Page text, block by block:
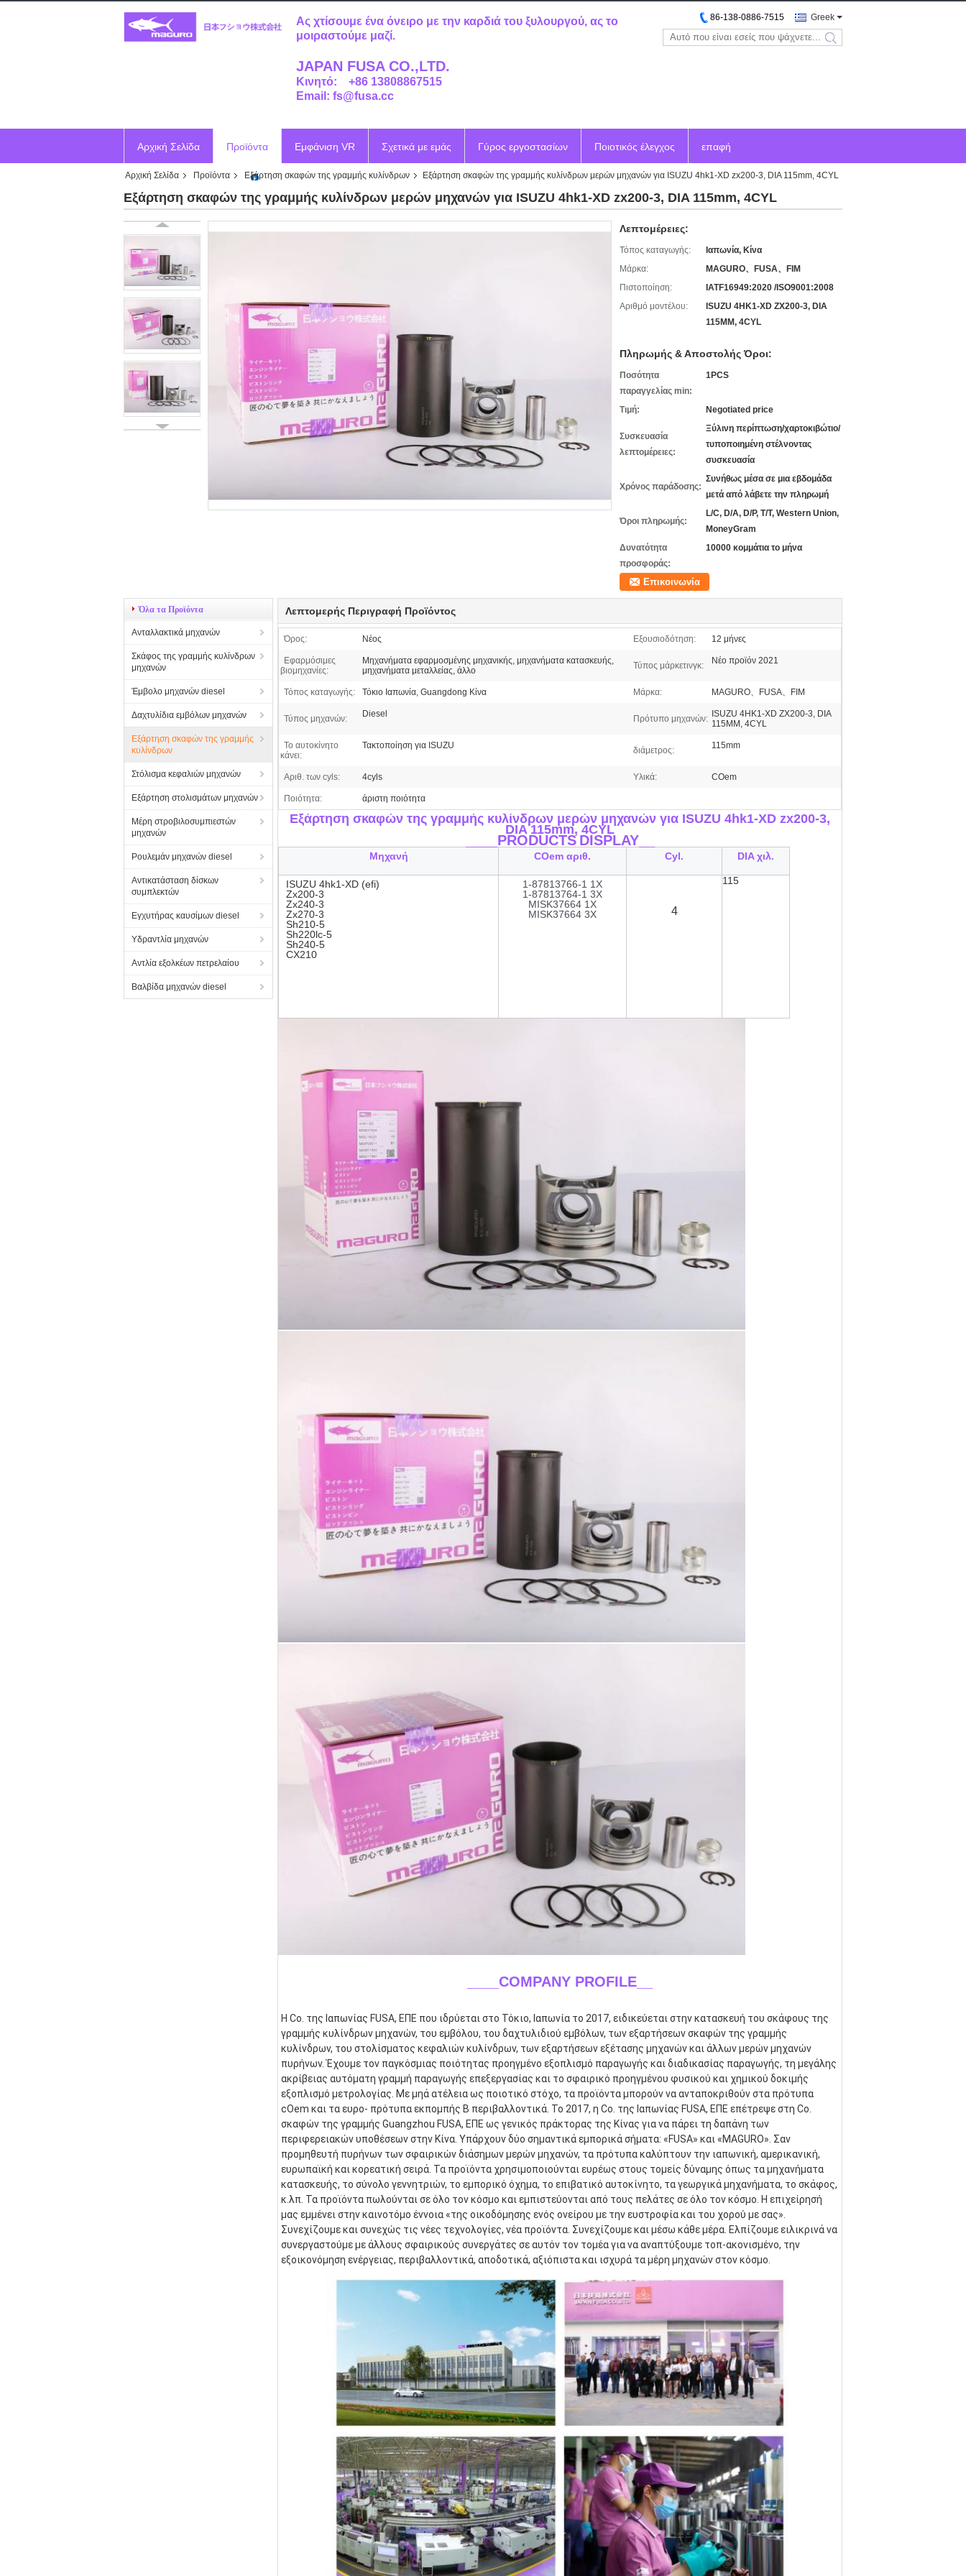
Ας χτίσουμε ένα όνειρο με την καρδιά του ξυλουργού, ας το
μοιραστούμε μαζί.
JAPAN FUSA CO.,LTD.
Κινητό: +86 13808867515
Email: fs@fusa.cc
Greek
86-138-0886-7515
search
Αρχική Σελίδα Προϊόντα Εμφάνιση VR Σχετικά με εμάς Γύρος εργοστασίων Ποιοτικός έλεγχος επαφή
Ζητήστε ένα απόσπασμα Vr
Αρχική Σελίδα Προϊόντα Εξάρτηση σκαφών της γραμμής κυλίνδρων Εξάρτηση σκαφών της γραμμής κυλίνδρων μερών μηχανών για ISUZU 4hk1-XD zx200-3, DIA 115mm, 4CYL
Εξάρτηση σκαφών της γραμμής κυλίνδρων μερών μηχανών για ISUZU 4hk1-XD zx200-3, DIA 115mm, 4CYL
Λεπτομέρειες:
Τόπος καταγωγής:
Ιαπωνία, Κίνα
Μάρκα:
MAGURO、FUSA、FIM
Πιστοποίηση:
IATF16949:2020 /ISO9001:2008
Αριθμό μοντέλου:
ISUZU 4HK1-XD ZX200-3, DIA
115MM, 4CYL
Πληρωμής & Αποστολής Όροι:
Ποσότητα
παραγγελίας min:
1PCS
Τιμή: Negotiated price
Συσκευασία
λεπτομέρειες:
Ξύλινη περίπτωση/χαρτοκιβώτιο/
τυποποιημένη στέλνοντας
συσκευασία
Χρόνος παράδοσης:
Συνήθως μέσα σε μια εβδομάδα
μετά από λάβετε την πληρωμή
Όροι πληρωμής:
L/C, D/A, D/P, T/T, Western Union,
MoneyGram
Δυνατότητα
προσφοράς:
10000 κομμάτια το μήνα
Επικοινωνία
Όλα τα Προϊόντα
Ανταλλακτικά μηχανών
Σκάφος της γραμμής κυλίνδρων
μηχανών
Έμβολο μηχανών diesel
Δαχτυλίδια εμβόλων μηχανών
Εξάρτηση σκαφών της γραμμής
κυλίνδρων
Στόλισμα κεφαλιών μηχανών
Εξάρτηση στολισμάτων μηχανών
Μέρη στροβιλοσυμπιεστών
μηχανών
Ρουλεμάν μηχανών diesel
Αντικατάσταση δίσκων
συμπλεκτών
Εγχυτήρας καυσίμων diesel
Υδραντλία μηχανών
Αντλία εξολκέων πετρελαίου
Βαλβίδα μηχανών diesel
Λεπτομερής Περιγραφή Προϊόντος
Όρος: Νέος Εξουσιοδότηση: 12 μήνες
Εφαρμόσιμες
βιομηχανίες:
Μηχανήματα εφαρμοσμένης μηχανικής, μηχανήματα κατασκευής,
μηχανήματα μεταλλείας, άλλο
Τύπος μάρκετινγκ: Νέο προϊόν 2021
Τόπος καταγωγής: Τόκιο Ιαπωνία, Guangdong Κίνα Μάρκα: MAGURO、FUSA、FIM
Τύπος μηχανών: Diesel Πρότυπο μηχανών: ISUZU 4HK1-XD ZX200-3, DIA
115MM, 4CYL
Το αυτοκίνητο
κάνει:
Τακτοποίηση για ISUZU διάμετρος: 115mm
Αριθ. των cyls: 4cyls Υλικά: COem
Ποιότητα: άριστη ποιότητα
Εξάρτηση σκαφών της γραμμής κυλίνδρων μερών μηχανών για ISUZU 4hk1-XD zx200-3,
DIA 115mm, 4CYL
____PRODUCTS DISPLAY__
Μηχανή COem αριθ. Cyl. DIA χιλ.
ISUZU 4hk1-XD (efi)
Zx200-3
Zx240-3
Zx270-3
Sh210-5
Sh220lc-5
Sh240-5
CX210
1-87813766-1 1X
1-87813764-1 3X
MISK37664 1X
MISK37664 3X
4
115
____COMPANY PROFILE__
Η Co. της Ιαπωνίας FUSA, ΕΠΕ που ιδρύεται στο Τόκιο, Ιαπωνία το 2017, ειδικεύεται στην κατασκευή του σκάφους της
γραμμής κυλίνδρων μηχανών, του εμβόλου, του δαχτυλιδιού εμβόλων, των εξαρτήσεων σκαφών της γραμμής
κυλίνδρων, του στολίσματος κεφαλιών κυλίνδρων, των εξαρτήσεων εξέτασης μηχανών και άλλων μερών μηχανών
πυρήνων. Έχουμε τον παγκόσμιας ποιότητας προηγμένο εξοπλισμό παραγωγής και διαδικασίας παραγωγής, τη μεγάλης
ακρίβειας αυτόματη γραμμή παραγωγής επεξεργασίας και το σφαιρικό προηγμένου φυσικού και χημικού δοκιμής
εξοπλισμό μετρολογίας. Με μηά ατέλεια ως ποιοτικό στόχο, τα προϊόντα μπορούν να ανταποκριθούν στα πρότυπα
cOem και τα ευρο- πρότυπα εκπομπής Β περιβαλλοντικά. Το 2017, η Co. της Ιαπωνίας FUSA, ΕΠΕ επέτρεψε στη Co.
σκαφών της γραμμής Guangzhou FUSA, ΕΠΕ ως γενικός πράκτορας της Κίνας για να πάρει τη δαπάνη των
περιφερειακών υποθέσεων στην Κίνα. Υπάρχουν δύο σημαντικά εμπορικά σήματα: «FUSA» και «MAGURO». Σαν
προμηθευτή πυρήνων των σφαιρικών διάσημων μερών μηχανών, τα πρότυπα καλύπτουν την ιαπωνική, αμερικανική,
ευρωπαϊκή και κορεατική σειρά. Τα προϊόντα χρησιμοποιούνται ευρέως στους τομείς δύναμης όπως τα μηχανήματα
κατασκευής, το σύνολο γεννητριών, το εμπορικό όχημα, το επιβατικό αυτοκίνητο, τα γεωργικά μηχανήματα, το σκάφος,
κ.λπ. Τα προϊόντα πωλούνται σε όλο τον κόσμο και εμπιστεύονται από τους πελάτες σε όλο τον κόσμο. Η επιχείρησή
μας εμμένει στην καινοτόμο έννοια «της οικοδόμησης ενός ονείρου με την ευστροφία και του χορού με σας».
Συνεχίζουμε και συνεχώς τις νέες τεχνολογίες, νέα προϊόντα. Συνεχίζουμε και μέσω κάθε μέρα. Ελπίζουμε ειλικρινά να
συνεργαστούμε με άλλους σφαιρικούς συνεργάτες σε αυτόν τον τομέα για να αναπτύξουμε τοπ-ακονισμένο, την
εξοικονόμηση ενέργειας, περιβαλλοντικά, αποδοτικά, αξιόπιστα και ισχυρά τα μέρη μηχανών στον κόσμο.